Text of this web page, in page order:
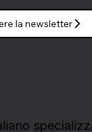
cose